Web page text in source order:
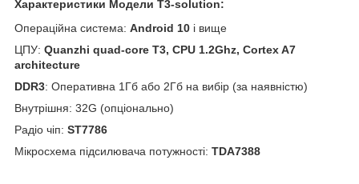
Характеристики Модели T3-solution:
Операційна система: Android 10 і вище
ЦПУ: Quanzhi quad-core T3, CPU 1.2Ghz, Cortex A7
architecture
DDR3: Оперативна 1Гб або 2Гб на вибір (за наявністю)
Внутрішня: 32G (опціонально)
Радіо чіп: ST7786
Мікросхема підсилювача потужності: TDA7388